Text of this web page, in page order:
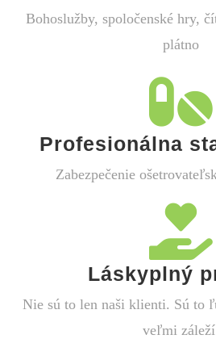
Bohoslužby, spoločenské hry,
plátno
Profesionálna
Zabezpečenie
Láskyplný
Nie sú to len naši klienti. Sú to
veľmi